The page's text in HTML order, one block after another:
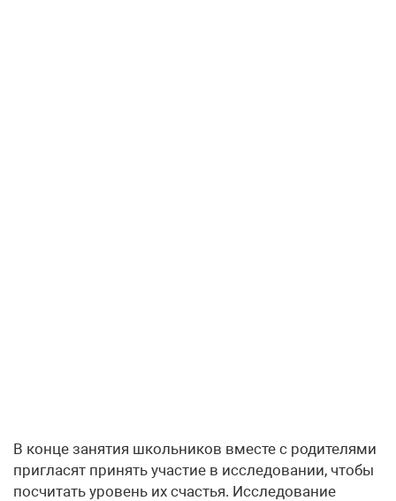
В конце занятия школьников вместе с родителями
пригласят принять участие в исследовании, чтобы
посчитать уровень их счастья. Исследование